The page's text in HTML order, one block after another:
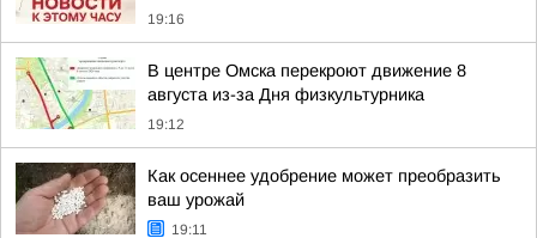
19:16
В центре Омска перекроют движение 8
августа из-за Дня физкультурника
19:12
Как осеннее удобрение может преобразить
ваш урожай
19:11